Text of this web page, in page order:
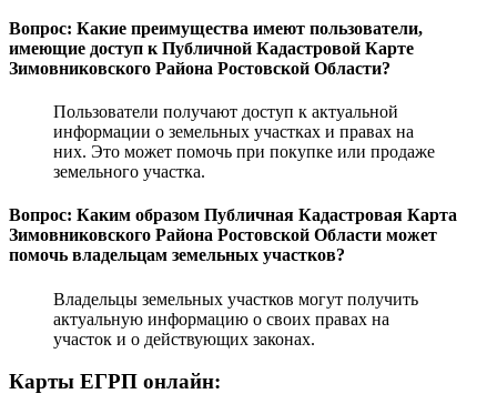
Вопрос: Какие преимущества имеют пользователи,
имеющие доступ к Публичной Кадастровой Карте
Зимовниковского Района Ростовской Области?
Пользователи получают доступ к актуальной
информации о земельных участках и правах на
них. Это может помочь при покупке или продаже
земельного участка.
Вопрос: Каким образом Публичная Кадастровая Карта
Зимовниковского Района Ростовской Области может
помочь владельцам земельных участков?
Владельцы земельных участков могут получить
актуальную информацию о своих правах на
участок и о действующих законах.
Карты ЕГРП онлайн: